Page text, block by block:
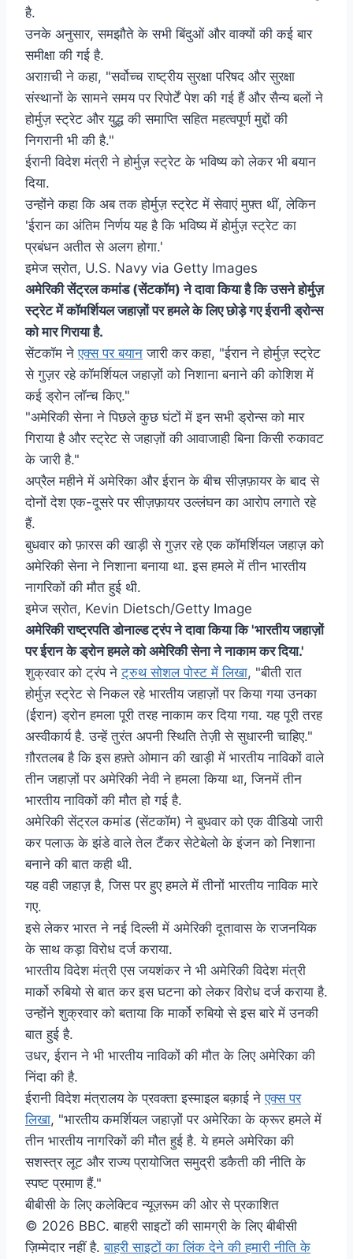
है.
उनके अनुसार, समझौते के सभी बिंदुओं और वाक्यों की कई बार
समीक्षा की गई है.
अराग़ची ने कहा, "सर्वोच्च राष्ट्रीय सुरक्षा परिषद और सुरक्षा
संस्थानों के सामने समय पर रिपोर्टें पेश की गई हैं और सैन्य बलों ने
होर्मुज़ स्ट्रेट और युद्ध की समाप्ति सहित महत्वपूर्ण मुद्दों की
निगरानी भी की है."
ईरानी विदेश मंत्री ने होर्मुज़ स्ट्रेट के भविष्य को लेकर भी बयान
दिया.
उन्होंने कहा कि अब तक होर्मुज़ स्ट्रेट में सेवाएं मुफ़्त थीं, लेकिन
'ईरान का अंतिम निर्णय यह है कि भविष्य में होर्मुज़ स्ट्रेट का
प्रबंधन अतीत से अलग होगा.'
इमेज स्रोत, U.S. Navy via Getty Images
अमेरिकी सेंट्रल कमांड (सेंटकॉम) ने दावा किया है कि उसने होर्मुज़
स्ट्रेट में कॉमर्शियल जहाज़ों पर हमले के लिए छोड़े गए ईरानी ड्रोन्स
को मार गिराया है.
सेंटकॉम नेएक्स पर बयान जारी कर कहा, "ईरान ने होर्मुज़ स्ट्रेट
से गुज़र रहे कॉमर्शियल जहाज़ों को निशाना बनाने की कोशिश में
कई ड्रोन लॉन्च किए."
"अमेरिकी सेना ने पिछले कुछ घंटों में इन सभी ड्रोन्स को मार
गिराया है और स्ट्रेट से जहाज़ों की आवाजाही बिना किसी रुकावट
के जारी है."
अप्रैल महीने में अमेरिका और ईरान के बीच सीज़फ़ायर के बाद से
दोनों देश एक-दूसरे पर सीज़फ़ायर उल्लंघन का आरोप लगाते रहे
हैं.
बुधवार को फ़ारस की खाड़ी से गुज़र रहे एक कॉमर्शियल जहाज़ को
अमेरिकी सेना ने निशाना बनाया था. इस हमले में तीन भारतीय
नागरिकों की मौत हुई थी.
इमेज स्रोत, Kevin Dietsch/Getty Image
अमेरिकी राष्ट्रपति डोनाल्ड ट्रंप ने दावा किया कि 'भारतीय जहाज़ों
पर ईरान के ड्रोन हमले को अमेरिकी सेना ने नाकाम कर दिया.'
शुक्रवार को ट्रंप नेट्रुथ सोशल पोस्ट में लिखा, "बीती रात
होर्मुज़ स्ट्रेट से निकल रहे भारतीय जहाज़ों पर किया गया उनका
(ईरान) ड्रोन हमला पूरी तरह नाकाम कर दिया गया. यह पूरी तरह
अस्वीकार्य है. उन्हें तुरंत अपनी स्थिति तेज़ी से सुधारनी चाहिए."
ग़ौरतलब है कि इस हफ़्ते ओमान की खाड़ी में भारतीय नाविकों वाले
तीन जहाज़ों पर अमेरिकी नेवी ने हमला किया था, जिनमें तीन
भारतीय नाविकों की मौत हो गई है.
अमेरिकी सेंट्रल कमांड (सेंटकॉम) ने बुधवार को एक वीडियो जारी
कर पलाऊ के झंडे वाले तेल टैंकर सेटेबेलो के इंजन को निशाना
बनाने की बात कही थी.
यह वही जहाज़ है, जिस पर हुए हमले में तीनों भारतीय नाविक मारे
गए.
इसे लेकर भारत ने नई दिल्ली में अमेरिकी दूतावास के राजनयिक
के साथ कड़ा विरोध दर्ज कराया.
भारतीय विदेश मंत्री एस जयशंकर ने भी अमेरिकी विदेश मंत्री
मार्को रुबियो से बात कर इस घटना को लेकर विरोध दर्ज कराया है.
उन्होंने शुक्रवार को बताया कि मार्को रुबियो से इस बारे में उनकी
बात हुई है.
उधर, ईरान ने भी भारतीय नाविकों की मौत के लिए अमेरिका की
निंदा की है.
ईरानी विदेश मंत्रालय के प्रवक्ता इस्माइल बक़ाई नेएक्स पर
लिखा, "भारतीय कमर्शियल जहाज़ों पर अमेरिका के क्रूर हमले में
तीन भारतीय नागरिकों की मौत हुई है. ये हमले अमेरिका की
सशस्त्र लूट और राज्य प्रायोजित समुद्री डकैती की नीति के
स्पष्ट प्रमाण हैं."
बीबीसी के लिए कलेक्टिव न्यूज़रूम की ओर से प्रकाशित
© 2026 BBC. बाहरी साइटों की सामग्री के लिए बीबीसी
ज़िम्मेदार नहीं है.बाहरी साइटों का लिंक देने की हमारी नीति के